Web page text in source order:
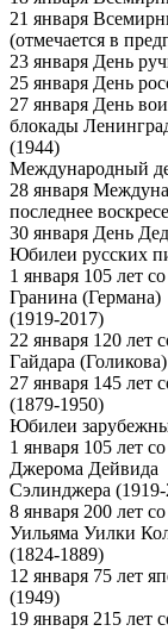
21 января
(отмечается в
23 января День
25 января День
27 января День
блокады
(1944)
Международный
28 января
последнее
30 января День
Юбилеи русских
1 января 105 лет
Гранина (Германа)
(1919-2017)
22 января 120 лет
Гайдара
27 января 145 лет
(1879-1950)
Юбилеи
1 января 105 лет
Джерома Дейвида
Сэлинджера
8 января 200 лет
Уильяма Уилки
(1824-1889)
12 января 75 лет
(1949)
19 января 215 лет